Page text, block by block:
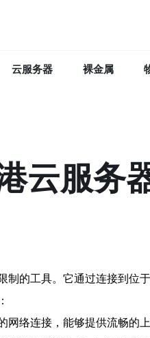
云服务器 裸金属
云服务
制的工具。它通过连接到位
络连接，能够提供流畅的上